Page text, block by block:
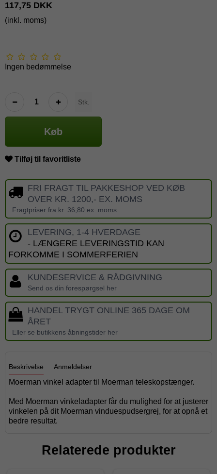
117,75 DKK
(inkl. moms)
Ingen bedømmelse
Stk.
Køb
Tilføj til favoritliste
FRI FRAGT TIL PAKKESHOP VED KØB
OVER KR. 1200,- EX. MOMS
Fragtpriser fra kr. 36,80 ex. moms
LEVERING, 1-4 HVERDAGE
- LÆNGERE LEVERINGSTID KAN
FORKOMME I SOMMERFERIEN
KUNDESERVICE & RÅDGIVNING
Send os din forespørgsel her
HANDEL TRYGT ONLINE 365 DAGE OM
ÅRET
Eller se butikkens åbningstider her
Beskrivelse Anmeldelser
Moerman vinkel adapter til Moerman teleskopstænger.
Med Moerman vinkeladapter får du mulighed for at justerer
vinkelen på dit Moerman vinduespudsergrej, for at opnå et
bedre resultat.
Relaterede produkter